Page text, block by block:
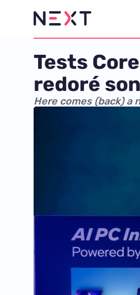
Tests
redoré
Here comes (back) a